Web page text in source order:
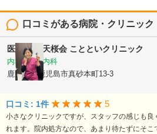
口コミがある病院・クリニック
医療法人 天桜会 ことといクリニック
内科, 血液内科
鹿児島県鹿児島市真砂本町13-3
口コミ: 1件 5
小さなクリニックですが、スタッフの感じも良
れます。院内処方なので、あまり待たずにそこ